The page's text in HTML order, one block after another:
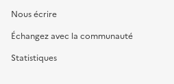
Nous écrire
Échangez avec la communauté
Statistiques